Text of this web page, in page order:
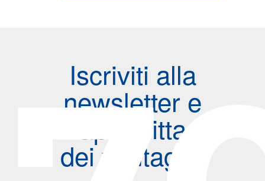
Iscriviti alla
newsletter e
approfitta
dei vantaggi!